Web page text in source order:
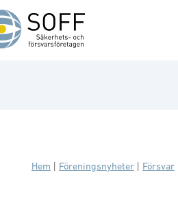
Hem Föreningsnyheter Försvar